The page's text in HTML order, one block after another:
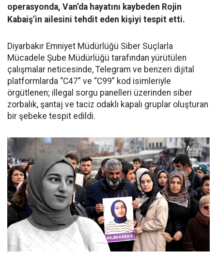
operasyonda, Van’da hayatını kaybeden Rojin
Kabaiş’in ailesini tehdit eden kişiyi tespit etti.
Diyarbakır Emniyet Müdürlüğü Siber Suçlarla
Mücadele Şube Müdürlüğü tarafından yürütülen
çalışmalar neticesinde, Telegram ve benzeri dijital
platformlarda “C47” ve “C99” kod isimleriyle
örgütlenen; illegal sorgu panelleri üzerinden siber
zorbalık, şantaj ve taciz odaklı kapalı gruplar oluşturan
bir şebeke tespit edildi.